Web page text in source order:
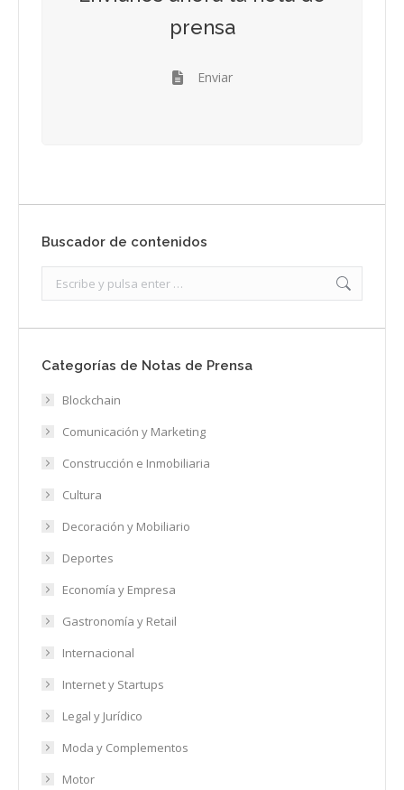
prensa
Enviar
Buscador de contenidos
Categorías de Notas de Prensa
Blockchain
Comunicación y Marketing
Construcción e Inmobiliaria
Cultura
Decoración y Mobiliario
Deportes
Economía y Empresa
Gastronomía y Retail
Internacional
Internet y Startups
Legal y Jurídico
Moda y Complementos
Motor